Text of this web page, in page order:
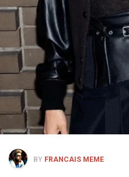
BY FRANCAIS MEME